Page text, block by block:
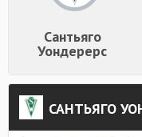
Сантьяго
Уондерерс
САНТЬЯГО